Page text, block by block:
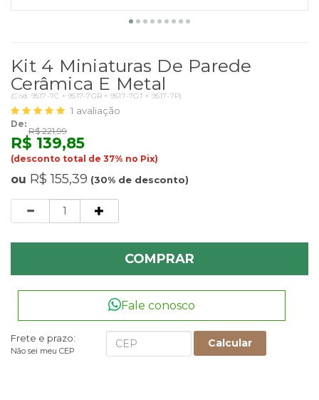
Kit 4 Miniaturas De Parede
Cerâmica E Metal
(Cód. 9517-7C + 9517-7GR + 9517-7GT + 9517-7P)
1 avaliação
De:
R$ 221,99
R$ 139,85
(desconto total de 37% no Pix)
ou R$ 155,39 (30% de desconto)
Quantidade
COMPRAR
Fale conosco
Frete e prazo:
Não sei meu CEP
Calcular